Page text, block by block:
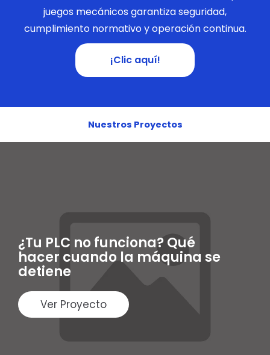
juegos mecánicos garantiza seguridad,
cumplimiento normativo y operación continua.
¡Clic aquí!
Nuestros Proyectos
¿Tu PLC no funciona? Qué
hacer cuando la máquina se
detiene
Ver Proyecto